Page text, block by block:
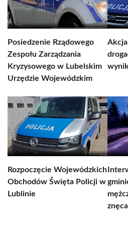
Posiedzenie Rządowego
Zespołu Zarządzania
Kryzysowego w Lubelskim
Urzędzie Wojewódzkim
Akcja
Rozpoczęcie Wojewódzkich
Obchodów Święta Policji w
Lublinie